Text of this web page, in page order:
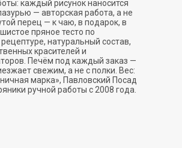
каждый рисунок наносится
— авторская работа, а не
перец — к чаю, в подарок, в
пряное тесто по
натуральный состав,
красителей и
Печём под каждый заказ —
свежим, а не с полки. Вес:
марка», Павловский Посад
ручной работы с 2008 года.